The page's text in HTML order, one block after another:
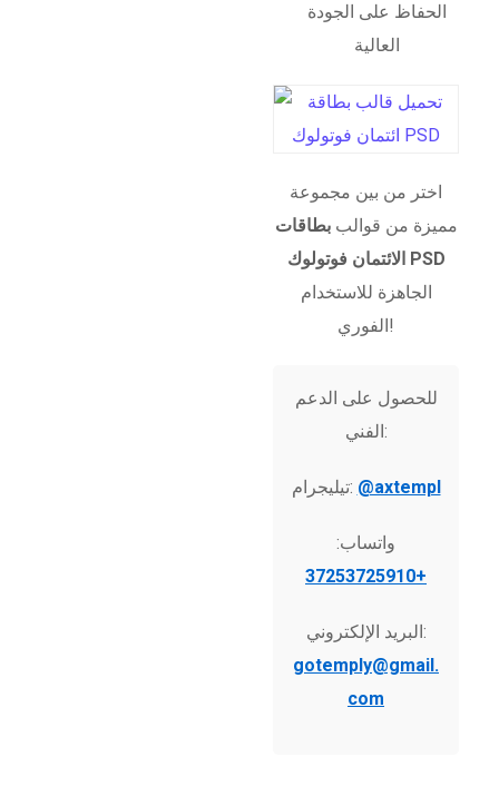
الحفاظ على الجودة
العالية
اختر من بين مجموعة
مميزة من قوالببطاقات
الائتمان فوتولوك PSD
الجاهزة للاستخدام
الفوري!
للحصول على الدعم
الفني:
تيليجرام: @axtempl
واتساب:
+37253725910
البريد الإلكتروني:
gotemply@gmail.
com